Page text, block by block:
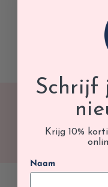
GRATIS
Schrijf
Krijg 10%
Naam